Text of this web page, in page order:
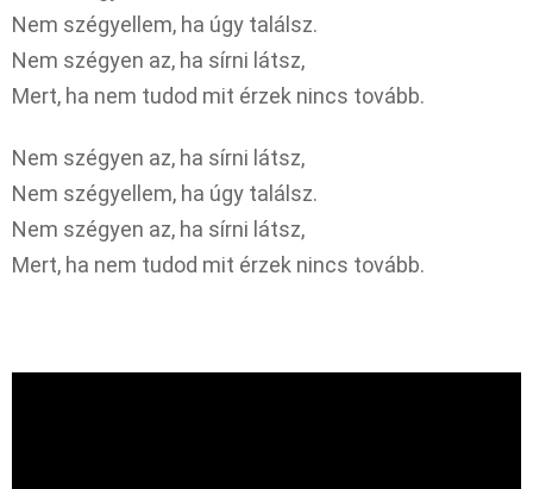
Nem szégyellem, ha úgy találsz.
Nem szégyen az, ha sírni látsz,
Mert, ha nem tudod mit érzek nincs tovább.
Nem szégyen az, ha sírni látsz,
Nem szégyellem, ha úgy találsz.
Nem szégyen az, ha sírni látsz,
Mert, ha nem tudod mit érzek nincs tovább.